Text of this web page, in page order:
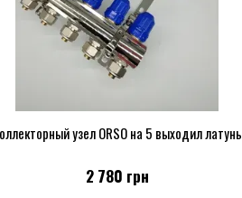
узел ORSO на 5 выходил латунь
2 780 грн